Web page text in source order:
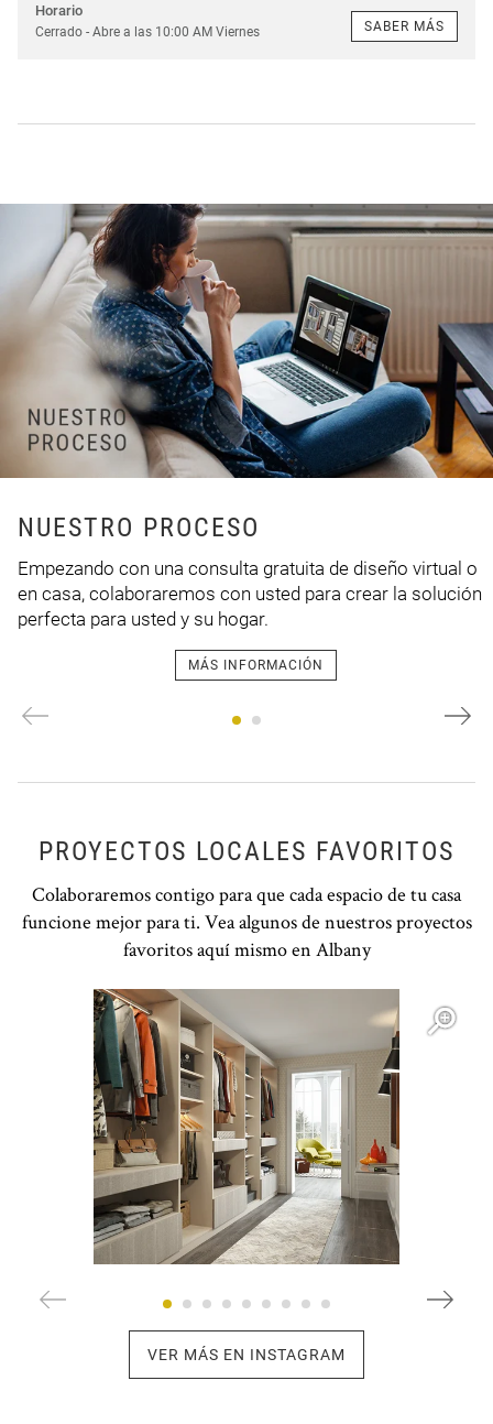
Horario
Cerrado - Abre a las 10:00 AM Viernes SABER MÁS
NUESTRO PROCESO
Empezando con una consulta gratuita de diseño virtual o
en casa, colaboraremos con usted para crear la solución
perfecta para usted y su hogar.
MÁS INFORMACIÓN
PROYECTOS LOCALES FAVORITOS
Colaboraremos contigo para que cada espacio de tu casa
funcione mejor para ti. Vea algunos de nuestros proyectos
favoritos aquí mismo en Albany
Open item modal
VER MÁS EN INSTAGRAM